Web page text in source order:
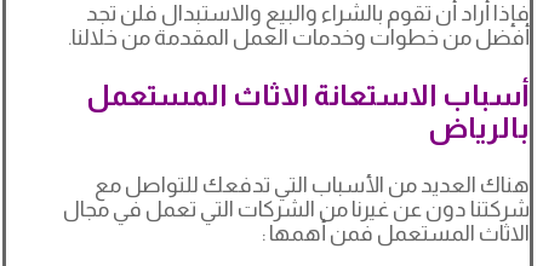
فإذا أراد أن تقوم بالشراء والبيع والاستبدال فلن تجد
أفضل من خطوات وخدمات العمل المقدمة من خلالنا.
أسباب الاستعانة الاثاث المستعمل
بالرياض
هناك العديد من الأسباب التي تدفعك للتواصل مع
شركتنا دون عن غيرنا من الشركات التي تعمل في مجال
الاثاث المستعمل فمن أهمها :